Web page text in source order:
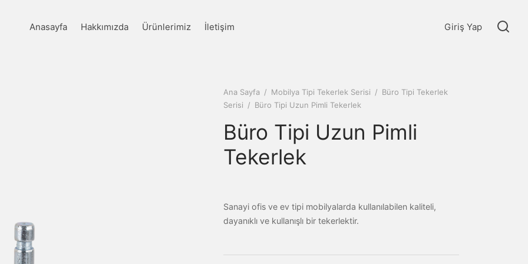
Anasayfa Hakkımızda Ürünlerimiz İletişim Giriş Yap
Ana Sayfa / Mobilya Tipi Tekerlek Serisi / Büro Tipi Tekerlek
Serisi / Büro Tipi Uzun Pimli Tekerlek
Büro Tipi Uzun Pimli
Tekerlek
Sanayi ofis ve ev tipi mobilyalarda kullanılabilen kaliteli,
dayanıklı ve kullanışlı bir tekerlektir.